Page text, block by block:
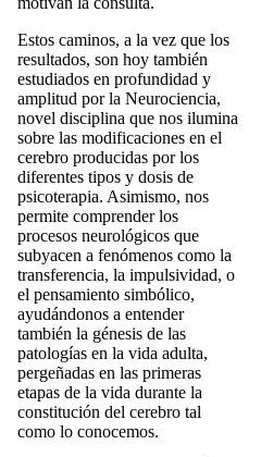
Estos caminos, a la vez que los
resultados, son hoy también
estudiados en profundidad y
amplitud por la Neurociencia,
novel disciplina que nos ilumina
sobre las modificaciones en el
cerebro producidas por los
diferentes tipos y dosis de
psicoterapia. Asimismo, nos
permite comprender los
procesos neurológicos que
subyacen a fenómenos como la
transferencia, la impulsividad, o
el pensamiento simbólico,
ayudándonos a entender
también la génesis de las
patologías en la vida adulta,
pergeñadas en las primeras
etapas de la vida durante la
constitución del cerebro tal
como lo conocemos.